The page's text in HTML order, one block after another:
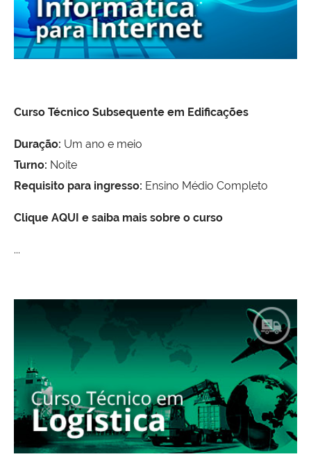
Curso Técnico Subsequente em Edificações
Duração: Um ano e meio
Turno: Noite
Requisito para ingresso: Ensino Médio Completo
Clique AQUI e saiba mais sobre o curso
...